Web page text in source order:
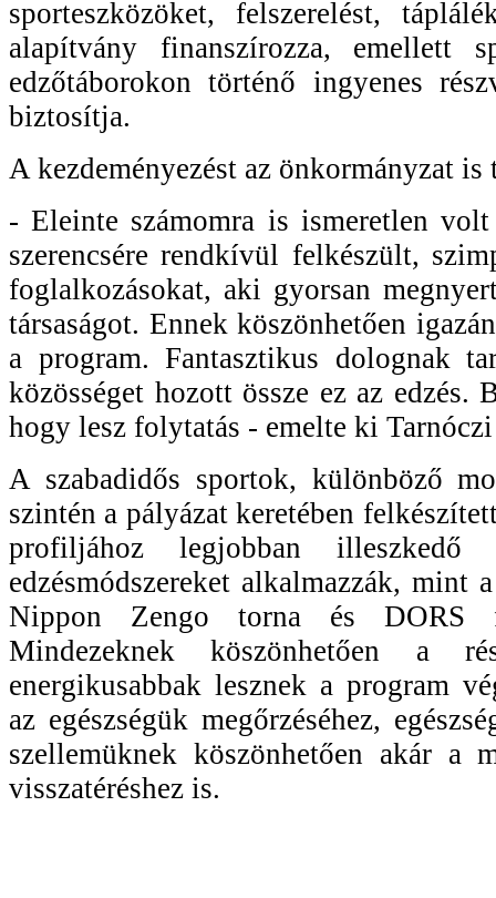
sporteszközöket, felszerelést,
alapítvány finanszírozza, emellett
edzőtáborokon történő ingyenes
biztosítja.
A kezdeményezést az önkormányzat is
- Eleinte számomra is ismeretlen
szerencsére rendkívül felkészült,
foglalkozásokat, aki gyorsan
társaságot. Ennek köszönhetően
a program. Fantasztikus dolognak
közösséget hozott össze ez az edzés.
hogy lesz folytatás - emelte ki
A szabadidős sportok, különböző
szintén a pályázat keretében
profiljához legjobban illeszkedő
edzésmódszereket alkalmazzák, mint
Nippon Zengo torna és DORS
Mindezeknek köszönhetően a
energikusabbak lesznek a program
az egészségük megőrzéséhez,
szellemüknek köszönhetően akár a
visszatéréshez is.